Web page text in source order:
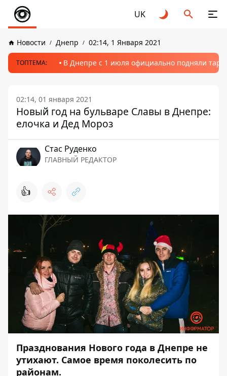
UK
Новости Днепр 02:14, 1 Января 2021
ТОПТЕМА: В Днепре с 1 июля официально подняли
02:14, 01 января 2021
Новый год на бульваре Славы в Днепре:
елочка и Дед Мороз
Стаc Руденко
ГЛАВНЫЙ РЕДАКТОР
👍
Празднования Нового года в Днепре не
утихают. Самое время поколесить по
районам.